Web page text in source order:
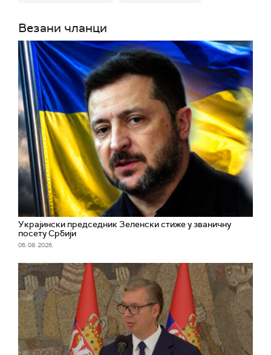
Везани чланци
Украјински председник Зеленски стиже у званичну
посету Србији
06. 08. 2026.